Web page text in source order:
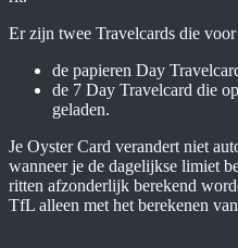
Er zijn twee Travelcards die
de papieren Day
de 7 Day Travelcard die
geladen.
Je Oyster Card verandert niet
wanneer je de dagelijkse limiet
ritten afzonderlijk berekend
TfL alleen met het berekenen